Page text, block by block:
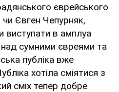
єврейського
чи Євген Чепурняк,
виступати в амплуа
над сумними євреями та
публіка вже
хотіла сміятися з
сміх тепер добре